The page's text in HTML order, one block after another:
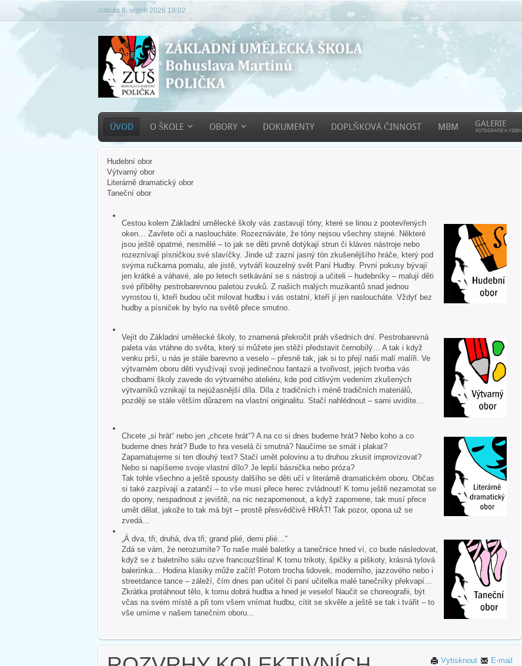
sobota 8. srpen 2026 18:02
ÚVOD O ŠKOLE OBORY DOKUMENTY DOPLŇKOVÁ ČINNOST MBM GALERIE
FOTOGRAFIE A VIDEA
Hudební obor
Výtvarný obor
Literárně dramatický obor
Taneční obor
Cestou kolem Základní umělecké školy vás zastavují tóny, které se linou z pootevřených
oken… Zavřete oči a nasloucháte. Rozeznáváte, že tóny nejsou všechny stejné. Některé
jsou ještě opatrné, nesmělé – to jak se děti prvně dotýkají strun či kláves nástroje nebo
rozeznívají písničkou své slavíčky. Jinde už zazní jasný tón zkušenějšího hráče, který pod
svýma ručkama pomalu, ale jistě, vytváří kouzelný svět Paní Hudby. První pokusy bývají
jen krátké a váhavé, ale po letech setkávání se s nástroji a učiteli – hudebníky – malují děti
své příběhy pestrobarevnou paletou zvuků. Z našich malých muzikantů snad jednou
vyrostou ti, kteří budou učit milovat hudbu i vás ostatní, kteří jí jen nasloucháte. Vždyť bez
hudby a písniček by bylo na světě přece smutno.
Vejít do Základní umělecké školy, to znamená překročit práh všedních dní. Pestrobarevná
paleta vás vtáhne do světa, který si můžete jen stěží představit černobílý… A tak i když
venku prší, u nás je stále barevno a veselo – přesně tak, jak si to přejí naši malí malíři. Ve
výtvarném oboru děti využívají svoji jedinečnou fantazii a tvořivost, jejich tvorba vás
chodbami školy zavede do výtvarného ateliéru, kde pod citlivým vedením zkušených
výtvarníků vznikají ta nejúžasnější díla. Díla z tradičních i méně tradičních materiálů,
později se stále větším důrazem na vlastní originalitu. Stačí nahlédnout – sami uvidíte…
Chcete „si hrát“ nebo jen „chcete hrát“? A na co si dnes budeme hrát? Nebo koho a co
budeme dnes hrát? Bude to hra veselá či smutná? Naučíme se smát i plakat?
Zapamatujeme si ten dlouhý text? Stačí umět polovinu a tu druhou zkusit improvizovat?
Nebo si napíšeme svoje vlastní dílo? Je lepší básnička nebo próza?
Tak tohle všechno a ještě spousty dalšího se děti učí v literárně dramatickém oboru. Občas
si také zazpívají a zatančí – to vše musí přece herec zvládnout! K tomu ještě nezamotat se
do opony, nespadnout z jeviště, na nic nezapomenout, a když zapomene, tak musí přece
umět dělat, jakože to tak má být – prostě přesvědčivě HRÁT! Tak pozor, opona už se
zvedá…
„Á dva, tři; druhá, dva tři; grand plié, demi plié…“
Zdá se vám, že nerozumíte? To naše malé baletky a tanečnice hned ví, co bude následovat,
když se z baletního sálu ozve francouzština! K tomu trikoty, špičky a piškoty, krásná tylová
balerínka… Hodina klasiky může začít! Potom trocha lidovek, moderního, jazzového nebo i
streetdance tance – záleží, čím dnes pan učitel či paní učitelka malé tanečníky překvapí…
Zkrátka protáhnout tělo, k tomu dobrá hudba a hned je veselo! Naučit se choreografii, být
včas na svém místě a při tom všem vnímat hudbu, cítit se skvěle a ještě se tak i tvářit – to
vše umíme v našem tanečním oboru...
E-mail
Vytisknout